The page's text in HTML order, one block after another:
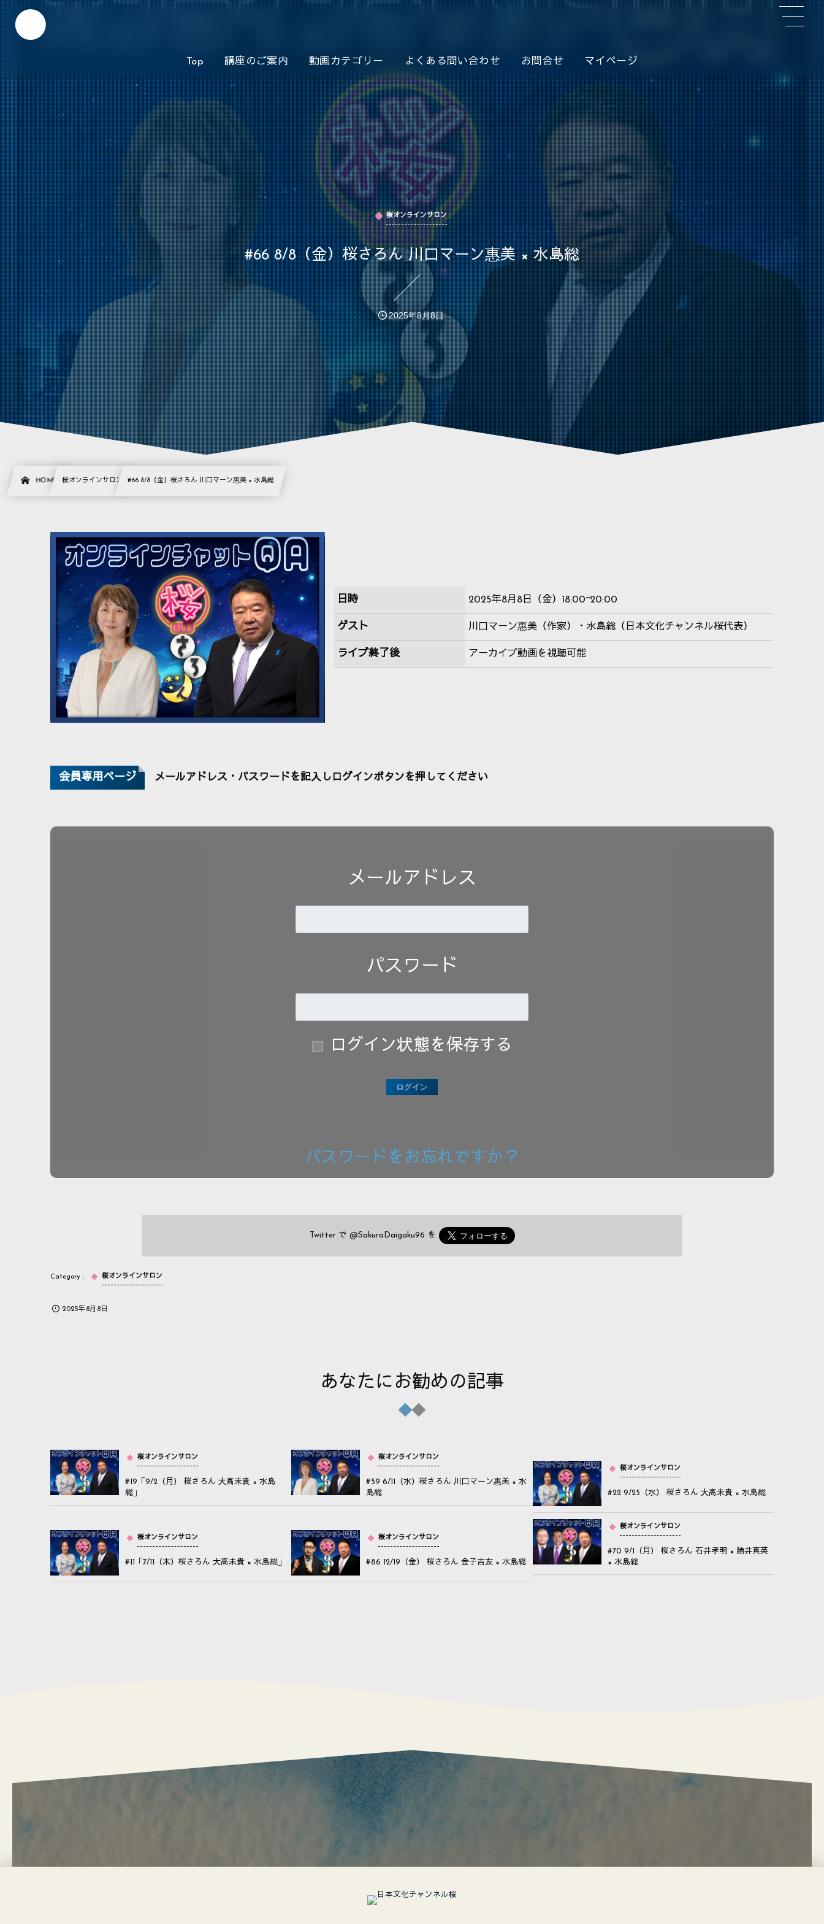
Top 講座のご案内 動画カテゴリー よくある問い合わせ お問合せ マイページ
桜オンラインサロン
#66 8/8（金）桜さろん 川口マーン惠美 × 水島総
2025年8月8日
HOME 桜オンラインサロン #66 8/8（金）桜さろん 川口マーン惠美 × 水島総
日時 2025年8月8日（金）18:00~20:00
ゲスト 川口マーン惠美（作家）・水島総（日本文化チャンネル桜代表）
ライブ終了後 アーカイブ動画を視聴可能
会員専用ページ メールアドレス・パスワードを記入しログインボタンを押してください
メールアドレス
パスワード
ログイン状態を保存する
パスワードをお忘れですか？
Twitter で @SakuraDaigaku96 を
桜オンラインサロン
2025年8月8日
あなたにお勧めの記事
桜オンラインサロン
#19「9/2（月） 桜さろん 大高未貴 × 水島
総」
桜オンラインサロン
#59 6/11（水）桜さろん 川口マーン惠美 × 水
島総
桜オンラインサロン
#22 9/25（水） 桜さろん 大高未貴 × 水島総
桜オンラインサロン
#11「7/11（木）桜さろん 大高未貴 × 水島総」
桜オンラインサロン
#86 12/19（金） 桜さろん 金子吉友 × 水島総
桜オンラインサロン
#70 9/1（月） 桜さろん 石井孝明 × 諸井真英
× 水島総